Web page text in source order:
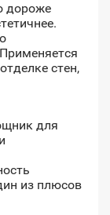
дороже
стен,
для
из плюсов